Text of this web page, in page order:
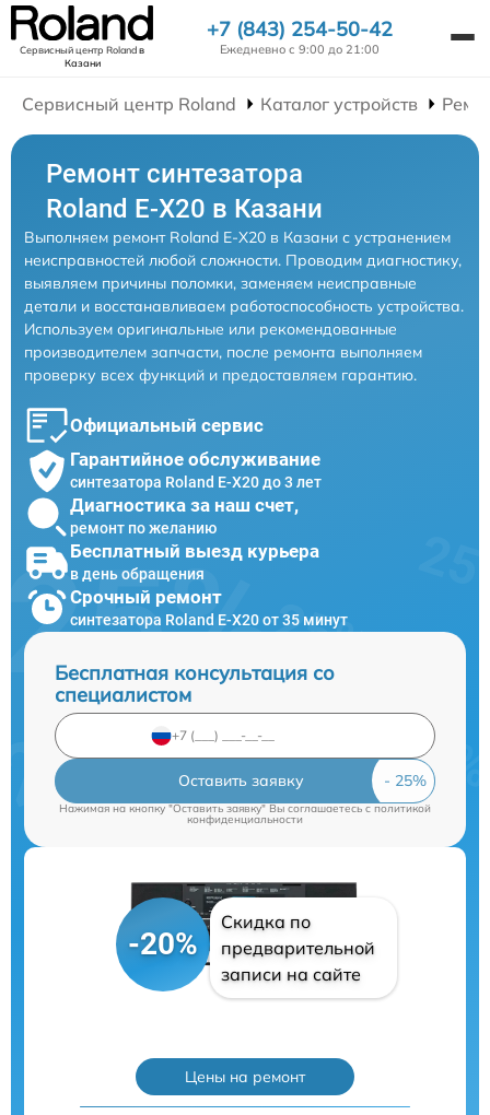
Сервисный центр Rolandв
Казани
+7 (843) 254-50-42
Ежедневно с 9:00 до 21:00
Сервисный центр Roland Каталог устройств
Ремонт синтезатора
Roland E-X20 в Казани
Выполняем ремонт Roland E-X20 в Казани с устранением
неисправностей любой сложности. Проводим диагностику,
выявляем причины поломки, заменяем неисправные
детали и восстанавливаем работоспособность устройства.
Используем оригинальные или рекомендованные
производителем запчасти, после ремонта выполняем
проверку всех функций и предоставляем гарантию.
Официальный сервис
Гарантийное обслуживание
синтезатора Roland E-X20 до 3 лет
Диагностика за наш счет,
ремонт по желанию
Бесплатный выезд курьера
в день обращения
Срочный ремонт
синтезатора Roland E-X20 от 35 минут
Бесплатная консультация со
специалистом
Оставить заявку
Нажимая на кнопку "Оставить заявку" Вы соглашаетесь cполитикой
конфиденциальности
-20%
Скидка по
предварительной
записи на сайте
Цены на ремонт